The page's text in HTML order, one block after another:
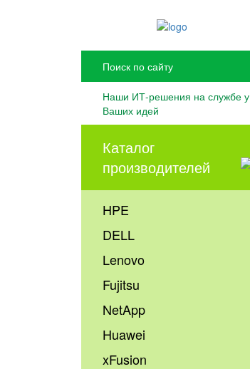
Наши ИТ-решения на службе у
Ваших идей
Каталог
производителей
HPE
DELL
Lenovo
Fujitsu
NetApp
Huawei
xFusion